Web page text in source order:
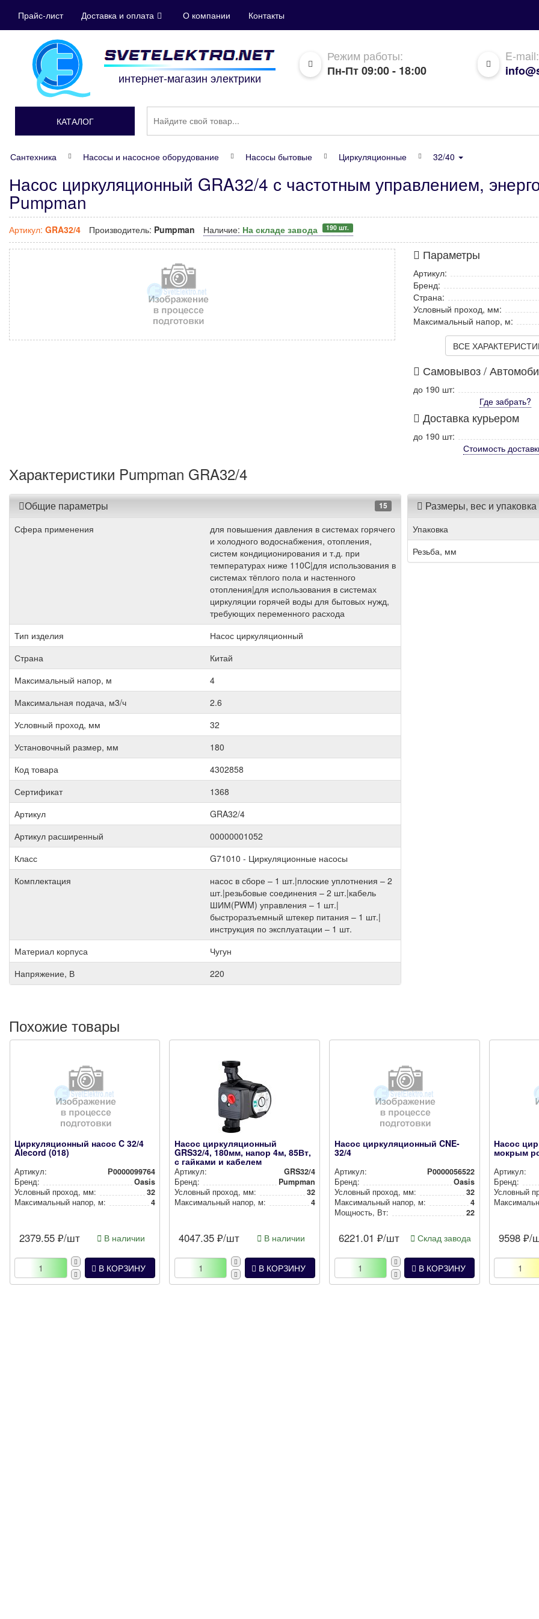
Прайс-лист Доставка и оплата О компании Контакты
интернет-магазин электрики
Режим работы:
Пн-Пт 09:00 - 18:00
E-mail:
КАТАЛОГ
Сантехника Насосы и насосное оборудование Насосы бытовые Циркуляционные 32/40
Насос циркуляционный GRA32/4 с частотным управлением,
Pumpman
Артикул: GRA32/4 Производитель: Pumpman Наличие: На складе завода 190 шт.
Параметры
Артикул:
Бренд:
Страна:
Условный проход, мм:
Максимальный напор, м:
ВСЕ
Самовывоз /
до 190 шт:
Где забрать?
Доставка курьером
до 190 шт:
Стоимость
Характеристики Pumpman GRA32/4
Общие параметры 15
Сфера применения
для повышения давления в системах горячего
и холодного водоснабжения, отопления,
систем кондиционирования и т.д. при
температурах ниже 110C|для использования в
системах тёплого пола и настенного
отопления|для использования в системах
циркуляции горячей воды для бытовых нужд,
требующих переменного расхода
Тип изделия
Насос циркуляционный
Страна
Китай
Максимальный напор, м
4
Максимальная подача, м3/ч
2.6
Условный проход, мм
32
Установочный размер, мм
180
Код товара
4302858
Сертификат
1368
Артикул
GRA32/4
Артикул расширенный
00000001052
Класс
G71010 - Циркуляционные насосы
Комплектация
насос в сборе – 1 шт.|плоские уплотнения – 2
шт.|резьбовые соединения – 2 шт.|кабель
ШИМ(PWM) управления – 1 шт.|
быстроразъемный штекер питания – 1 шт.|
инструкция по эксплуатации – 1 шт.
Материал корпуса
Чугун
Напряжение, В
220
Размеры, вес и упаковка
Упаковка
Резьба, мм
Похожие товары
Циркуляционный насос C 32/4
Alecord (018)
Артикул:
Р0000099764
Бренд:
Oasis
Условный проход, мм:
32
Мак­си­маль­ный напор, м:
4
2379.55 ₽/шт В наличии
В КОРЗИНУ
Насос циркуляционный
GRS32/4, 180мм, напор 4м, 85Вт,
с гайками и кабелем
Артикул:
GRS32/4
Бренд:
Pumpman
Условный проход, мм:
32
Мак­си­маль­ный напор, м:
4
4047.35 ₽/шт В наличии
В КОРЗИНУ
Насос циркуляционный CNE-
32/4
Артикул:
Р0000056522
Бренд:
Oasis
Условный проход, мм:
32
Мак­си­маль­ный напор, м:
4
Мощность, Вт:
22
6221.01 ₽/шт Склад завода
В КОРЗИНУ
Насос
мокрым
Артикул:
Бренд:
Условный
9598 ₽/